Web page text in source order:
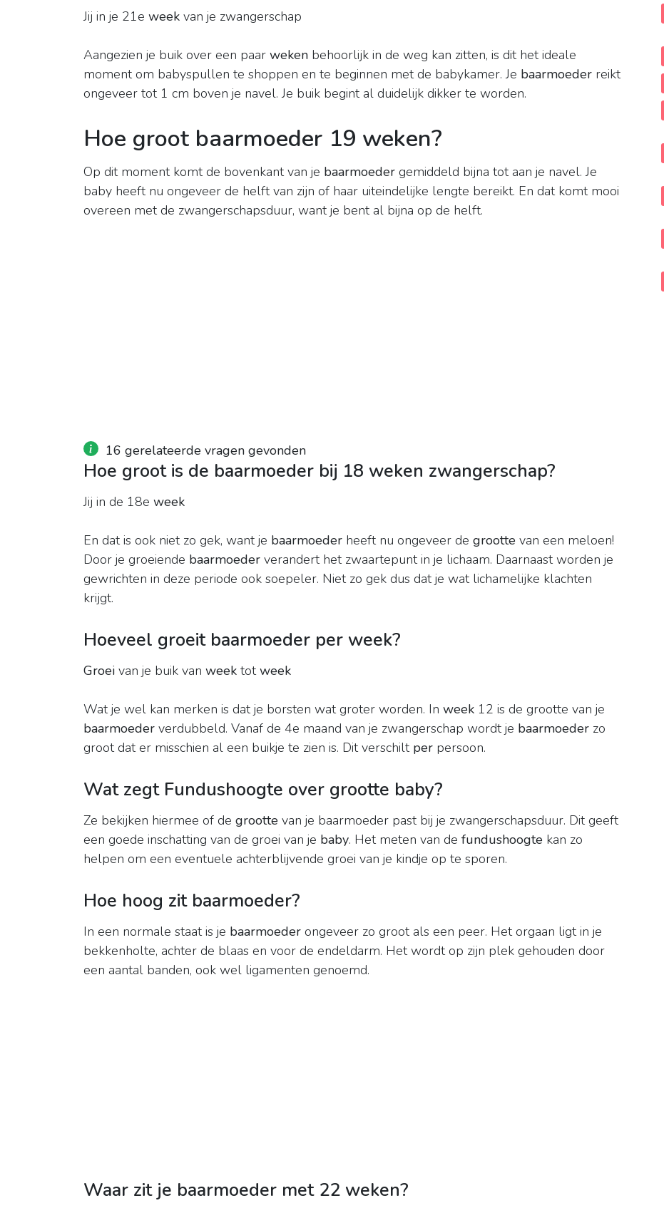
Jij in je 21e week van je zwangerschap
Aangezien je buik over een paar weken behoorlijk in de weg kan zitten, is dit het ideale
moment om babyspullen te shoppen en te beginnen met de babykamer. Je baarmoeder reikt
ongeveer tot 1 cm boven je navel. Je buik begint al duidelijk dikker te worden.
Hoe groot baarmoeder 19 weken?
Op dit moment komt de bovenkant van je baarmoeder gemiddeld bijna tot aan je navel. Je
baby heeft nu ongeveer de helft van zijn of haar uiteindelijke lengte bereikt. En dat komt mooi
overeen met de zwangerschapsduur, want je bent al bijna op de helft.
16 gerelateerde vragen gevonden
Hoe groot is de baarmoeder bij 18 weken zwangerschap?
Jij in de 18e week
En dat is ook niet zo gek, want je baarmoeder heeft nu ongeveer de grootte van een meloen!
Door je groeiende baarmoeder verandert het zwaartepunt in je lichaam. Daarnaast worden je
gewrichten in deze periode ook soepeler. Niet zo gek dus dat je wat lichamelijke klachten
krijgt.
Hoeveel groeit baarmoeder per week?
Groei van je buik van week totweek
Wat je wel kan merken is dat je borsten wat groter worden. In week 12 is de grootte van je
baarmoeder verdubbeld. Vanaf de 4e maand van je zwangerschap wordt je baarmoeder zo
groot dat er misschien al een buikje te zien is. Dit verschilt per persoon.
Wat zegt Fundushoogte over grootte baby?
Ze bekijken hiermee of de grootte van je baarmoeder past bij je zwangerschapsduur. Dit geeft
een goede inschatting van de groei van je baby. Het meten van de fundushoogte kan zo
helpen om een eventuele achterblijvende groei van je kindje op te sporen.
Hoe hoog zit baarmoeder?
In een normale staat is je baarmoeder ongeveer zo groot als een peer. Het orgaan ligt in je
bekkenholte, achter de blaas en voor de endeldarm. Het wordt op zijn plek gehouden door
een aantal banden, ook wel ligamenten genoemd.
Waar zit je baarmoeder met 22 weken?